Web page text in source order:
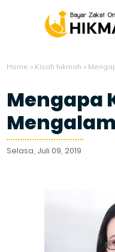
Home » Kisah hikmah »
Mengapa
Selasa, Juli 09, 2019